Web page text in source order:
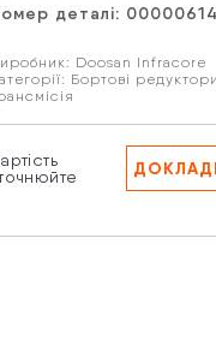
деталі:
Doosan Infracore
Бортові
згоду на обробку